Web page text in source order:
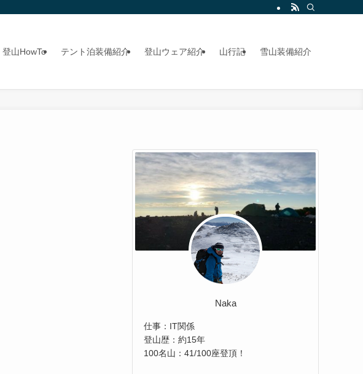
登山HowTo テント泊装備紹介 登山ウェア紹介 山行記 雪山装備紹介
Naka
仕事：IT関係
登山歴：約15年
100名山：41/100座登頂！